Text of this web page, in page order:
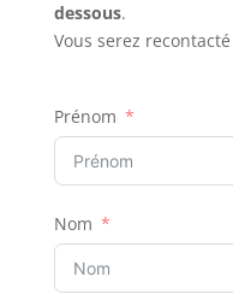
dessous.
Vous serez
Prénom
Nom